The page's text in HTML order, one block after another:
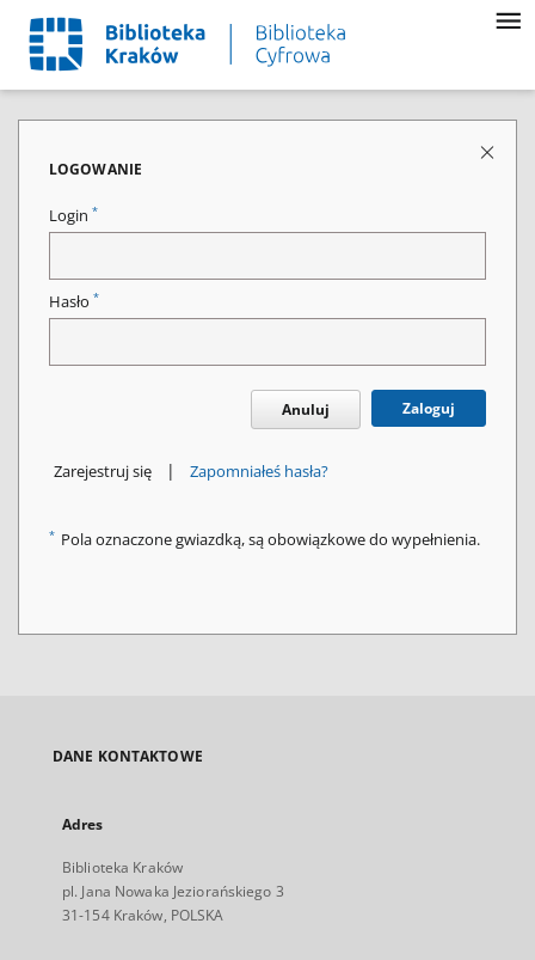
LOGOWANIE
Login *
Hasło *
Anuluj Zaloguj
Zarejestruj się | Zapomniałeś hasła?
* Pola oznaczone gwiazdką, są obowiązkowe do wypełnienia.
DANE KONTAKTOWE
Adres
Biblioteka Kraków
pl. Jana Nowaka Jeziorańskiego 3
31-154 Kraków, POLSKA